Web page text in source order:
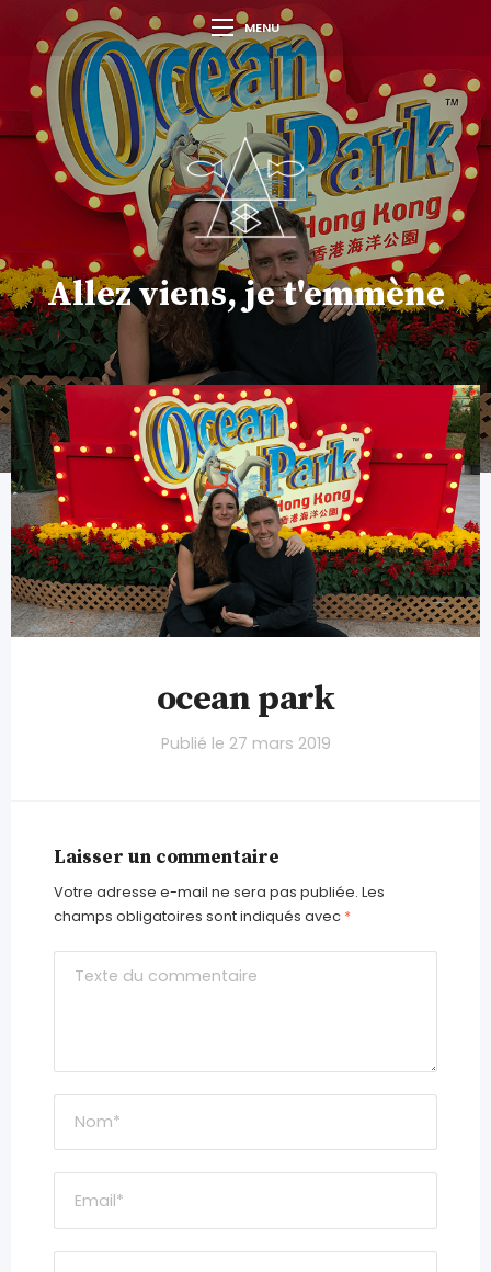
MENU
Allez viens, je t'emmène
ocean park
Publié le 27 mars 2019
Laisser un commentaire
Votre adresse e-mail ne sera pas publiée. Les
champs obligatoires sont indiqués avec *